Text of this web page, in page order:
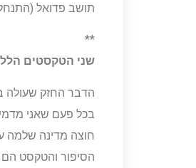
תושב פדואל
**
שני הטקסטים
הדבר החזק שעולה
בכל פעם שאני
חוצה מדינה שלמה
הסיפור והטקסט הם